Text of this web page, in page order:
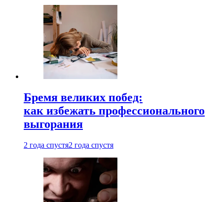
Бремя великих побед:
как избежать профессионального
выгорания
2 года спустя2 года спустя